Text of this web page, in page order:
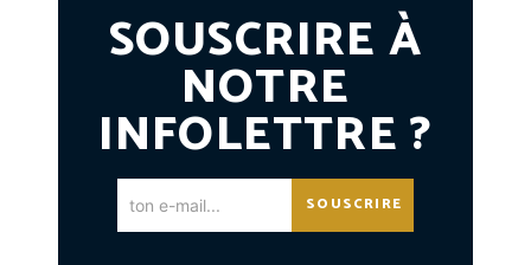
SOUSCRIRE À
NOTRE
INFOLETTRE ?
SOUSCRIRE